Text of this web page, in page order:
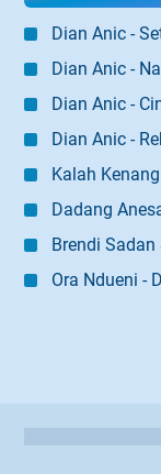
Dian Anic -
Dian Anic -
Dian Anic -
Dian Anic -
Kalah
Dadang
Brendi
Ora Ndueni -